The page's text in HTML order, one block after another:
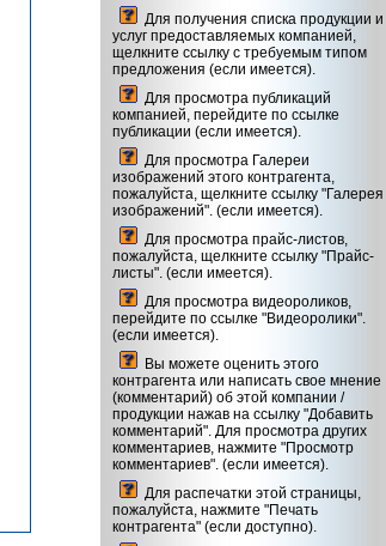
Для получения списка продукции и
услуг предоставляемых компанией,
щелкните ссылку с требуемым типом
предложения (если имеется).
Для просмотра публикаций
компанией, перейдите по ссылке
публикации (если имеется).
Для просмотра Галереи
изображений этого контрагента,
пожалуйста, щелкните ссылку "Галерея
изображений". (если имеется).
Для просмотра прайс-листов,
пожалуйста, щелкните ссылку "Прайс-
листы". (если имеется).
Для просмотра видеороликов,
перейдите по ссылке "Видеоролики".
(если имеется).
Вы можете оценить этого
контрагента или написать свое мнение
(комментарий) об этой компании /
продукции нажав на ссылку "Добавить
комментарий". Для просмотра других
комментариев, нажмите "Просмотр
комментариев". (если имеется).
Для распечатки этой страницы,
пожалуйста, нажмите "Печать
контрагента" (если доступно).